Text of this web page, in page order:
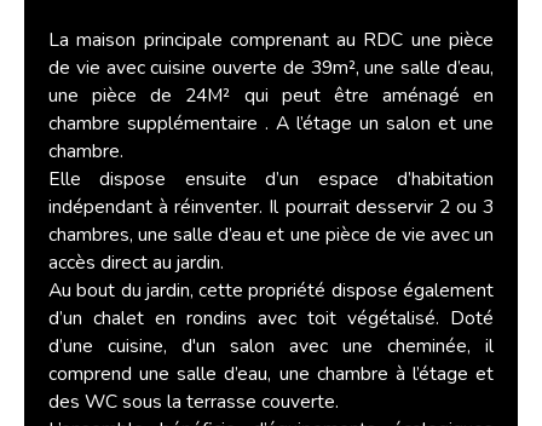
La maison principale comprenant au RDC une pièce
de vie avec cuisine ouverte de 39m², une salle d’eau,
une pièce de 24M² qui peut être aménagé en
chambre supplémentaire . A l’étage un salon et une
chambre.
Elle dispose ensuite d’un espace d’habitation
indépendant à réinventer. Il pourrait desservir 2 ou 3
chambres, une salle d’eau et une pièce de vie avec un
accès direct au jardin.
Au bout du jardin, cette propriété dispose également
d’un chalet en rondins avec toit végétalisé. Doté
d’une cuisine, d'un salon avec une cheminée, il
comprend une salle d’eau, une chambre à l’étage et
des WC sous la terrasse couverte.